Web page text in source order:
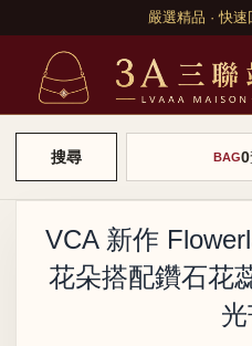
嚴選精品 · 快
搜尋 BAG0
VCA 新作
花朵搭配鑽石花